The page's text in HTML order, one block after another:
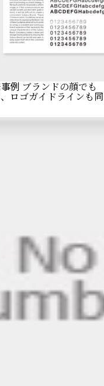
例 ブランドの顔でも
ロゴガイドラインも同